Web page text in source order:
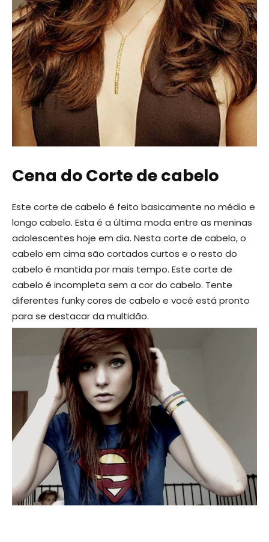
Cena do Corte de cabelo
Este corte de cabelo é feito basicamente no médio e
longo cabelo. Esta é a última moda entre as meninas
adolescentes hoje em dia. Nesta corte de cabelo, o
cabelo em cima são cortados curtos e o resto do
cabelo é mantida por mais tempo. Este corte de
cabelo é incompleta sem a cor do cabelo. Tente
diferentes funky cores de cabelo e você está pronto
para se destacar da multidão.